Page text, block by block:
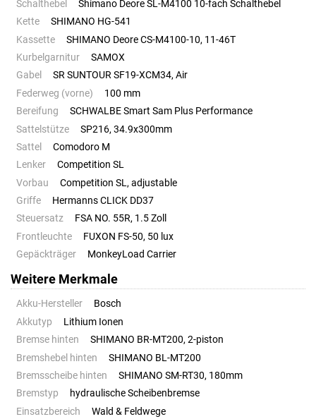
Schalthebel
Shimano Deore SL-M4100 10-fach Schalthebel
Kette
SHIMANO HG-541
Kassette
SHIMANO Deore CS-M4100-10, 11-46T
Kurbelgarnitur
SAMOX
Gabel
SR SUNTOUR SF19-XCM34, Air
Federweg (vorne)
100 mm
Bereifung
SCHWALBE Smart Sam Plus Performance
Sattelstütze
SP216, 34.9x300mm
Sattel
Comodoro M
Lenker
Competition SL
Vorbau
Competition SL, adjustable
Griffe
Hermanns CLICK DD37
Steuersatz
FSA NO. 55R, 1.5 Zoll
Frontleuchte
FUXON FS-50, 50 lux
Gepäckträger
MonkeyLoad Carrier
Weitere Merkmale
Akku-Hersteller
Bosch
Akkutyp
Lithium Ionen
Bremse hinten
SHIMANO BR-MT200, 2-piston
Bremshebel hinten
SHIMANO BL-MT200
Bremsscheibe hinten
SHIMANO SM-RT30, 180mm
Bremstyp
hydraulische Scheibenbremse
Einsatzbereich
Wald & Feldwege